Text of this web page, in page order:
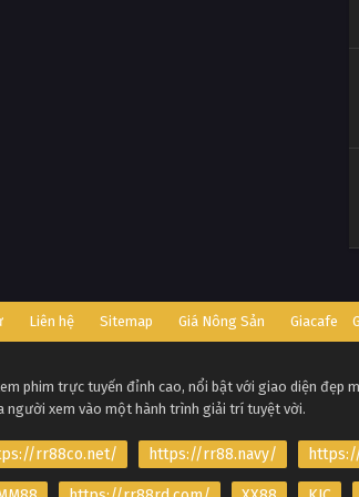
Liên hệ Sitemap Giá Nông Sản Giacafe
phim trực tuyến đỉnh cao, nổi bật với giao diện đẹp
người xem vào một hành trình giải trí tuyệt vời.
rr88co.net/ https://rr88.navy/